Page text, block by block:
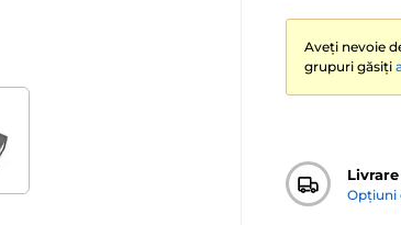
Aveți nevoie
grupuri găsiți
Opțiuni